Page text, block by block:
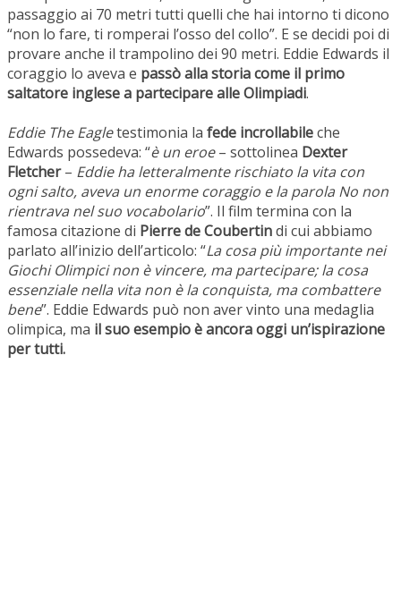
passaggio ai 70 metri tutti quelli che hai intorno ti dicono
“non lo fare, ti romperai l’osso del collo”. E se decidi poi di
provare anche il trampolino dei 90 metri. Eddie Edwards il
coraggio lo aveva e passò alla storia come il primo
saltatore inglese a partecipare alle Olimpiadi.
Eddie The Eagletestimonia la fede incrollabileche
Edwards possedeva: “è un eroe– sottolinea Dexter
Fletcher– Eddie ha letteralmente rischiato la vita con
ogni salto, aveva un enorme coraggio e la parola No non
rientrava nel suo vocabolario”. Il film termina con la
famosa citazione di Pierre de Coubertindi cui abbiamo
parlato all’inizio dell’articolo: “La cosa più importante nei
Giochi Olimpici non è vincere, ma partecipare; la cosa
essenziale nella vita non è la conquista, ma combattere
bene”. Eddie Edwards può non aver vinto una medaglia
olimpica, ma il suo esempio è ancora oggi un’ispirazione
per tutti.